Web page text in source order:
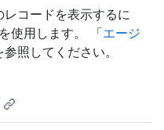
コードを表示するに
使用します。 「エージ
参照してください。